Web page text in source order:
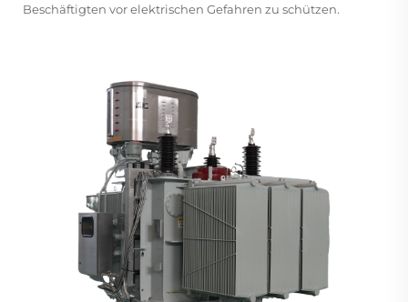
Beschäftigten vor elektrischen Gefahren zu schützen.